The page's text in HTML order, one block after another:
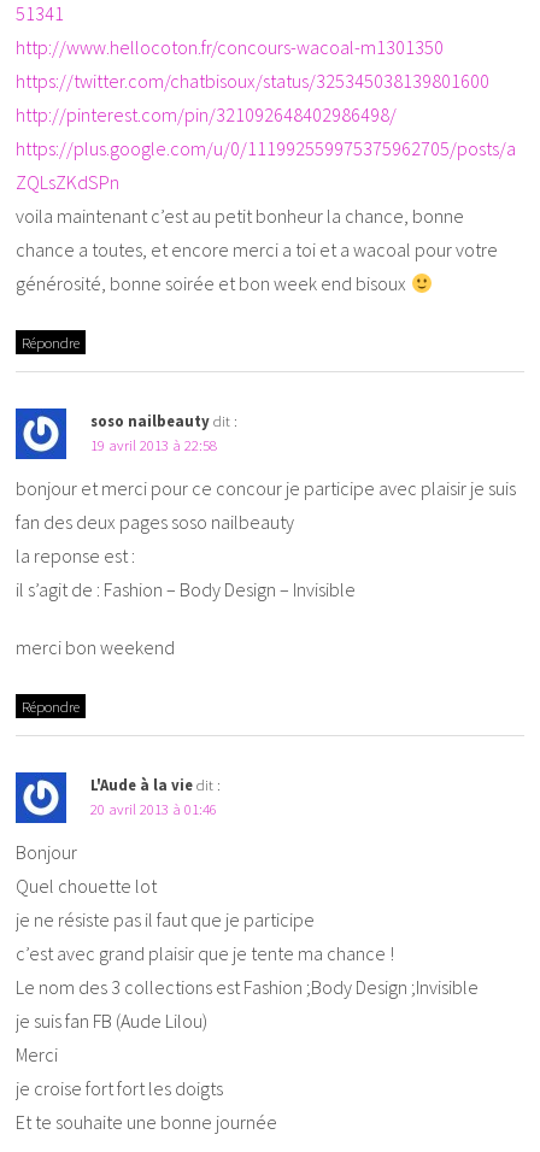
51341
http://www.hellocoton.fr/concours-wacoal-m1301350
https://twitter.com/chatbisoux/status/325345038139801600
http://pinterest.com/pin/321092648402986498/
https://plus.google.com/u/0/111992559975375962705/posts/a
ZQLsZKdSPn
voila maintenant c’est au petit bonheur la chance, bonne
chance a toutes, et encore merci a toi et a wacoal pour votre
générosité, bonne soirée et bon week end bisoux
Répondre
soso nailbeauty dit :
19 avril 2013 à 22:58
bonjour et merci pour ce concour je participe avec plaisir je suis
fan des deux pages soso nailbeauty
la reponse est :
il s’agit de : Fashion – Body Design – Invisible
merci bon weekend
Répondre
L'Aude à la vie dit :
20 avril 2013 à 01:46
Bonjour
Quel chouette lot
je ne résiste pas il faut que je participe
c’est avec grand plaisir que je tente ma chance !
Le nom des 3 collections est Fashion ;Body Design ;Invisible
je suis fan FB (Aude Lilou)
Merci
je croise fort fort les doigts
Et te souhaite une bonne journée